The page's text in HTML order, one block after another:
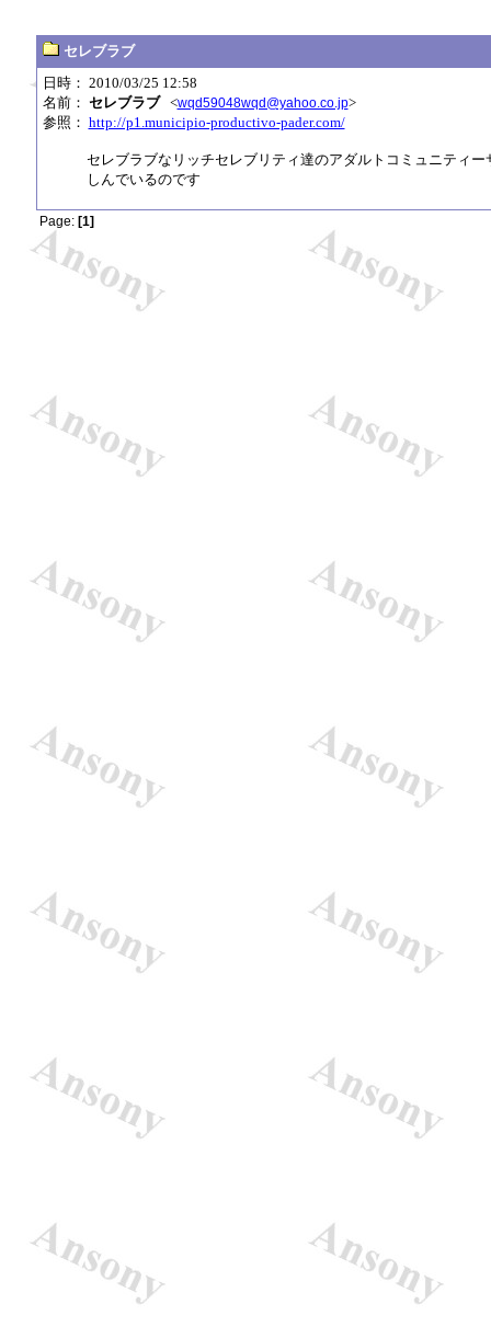
セレブラブ
日時： 2010/03/25 12:58
名前： セレブラブ<wqd59048wqd@yahoo.co.jp>
参照： http://p1.municipio-productivo-pader.com/
セレブラブなリッチセレブリティ達のアダルトコミュニティ
しんでいるのです
Page: [1]